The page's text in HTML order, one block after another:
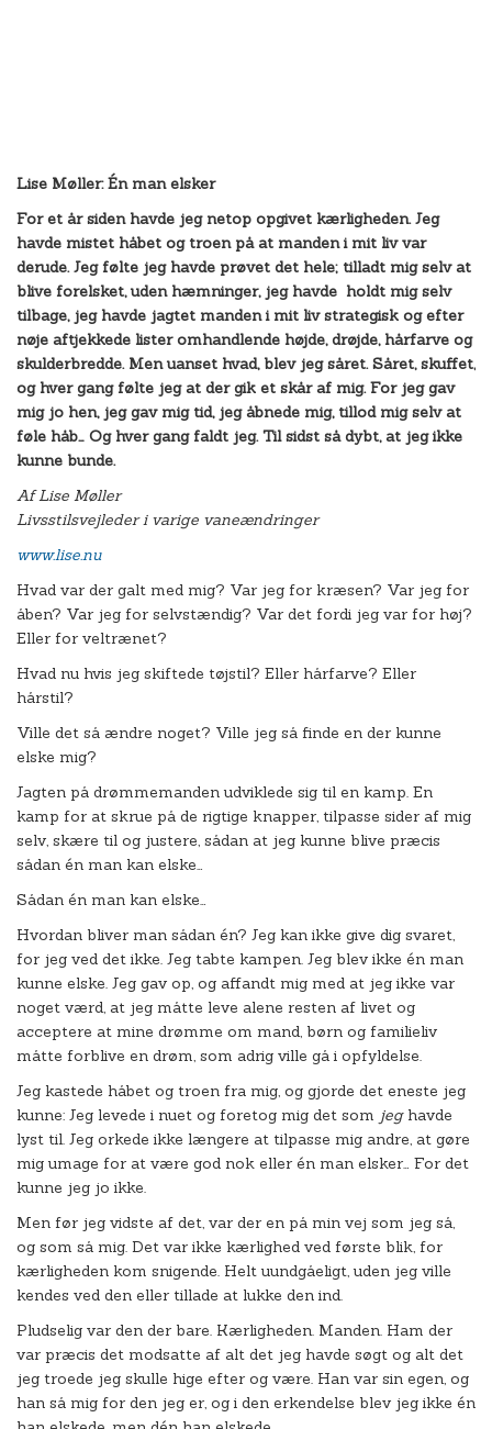
Lise Møller: Én man elsker
For et år siden havde jeg netop opgivet kærligheden. Jeg
havde mistet håbet og troen på at manden i mit liv var
derude. Jeg følte jeg havde prøvet det hele; tilladt mig selv at
blive forelsket, uden hæmninger, jeg havde holdt mig selv
tilbage, jeg havde jagtet manden i mit liv strategisk og efter
nøje aftjekkede lister omhandlende højde, drøjde, hårfarve og
skulderbredde. Men uanset hvad, blev jeg såret. Såret, skuffet,
og hver gang følte jeg at der gik et skår af mig. For jeg gav
mig jo hen, jeg gav mig tid, jeg åbnede mig, tillod mig selv at
føle håb… Og hver gang faldt jeg. Til sidst så dybt, at jeg ikke
kunne bunde.
Af Lise Møller
Livsstilsvejleder i varige vaneændringer
www.lise.nu
Hvad var der galt med mig? Var jeg for kræsen? Var jeg for
åben? Var jeg for selvstændig? Var det fordi jeg var for høj?
Eller for veltrænet?
Hvad nu hvis jeg skiftede tøjstil? Eller hårfarve? Eller
hårstil?
Ville det så ændre noget? Ville jeg så finde en der kunne
elske mig?
Jagten på drømmemanden udviklede sig til en kamp. En
kamp for at skrue på de rigtige knapper, tilpasse sider af mig
selv, skære til og justere, sådan at jeg kunne blive præcis
sådan én man kan elske…
Sådan én man kan elske…
Hvordan bliver man sådan én? Jeg kan ikke give dig svaret,
for jeg ved det ikke. Jeg tabte kampen. Jeg blev ikke én man
kunne elske. Jeg gav op, og affandt mig med at jeg ikke var
noget værd, at jeg måtte leve alene resten af livet og
acceptere at mine drømme om mand, børn og familieliv
måtte forblive en drøm, som adrig ville gå i opfyldelse.
Jeg kastede håbet og troen fra mig, og gjorde det eneste jeg
kunne: Jeg levede i nuet og foretog mig det som jeg havde
lyst til. Jeg orkede ikke længere at tilpasse mig andre, at gøre
mig umage for at være god nok eller én man elsker… For det
kunne jeg jo ikke.
Men før jeg vidste af det, var der en på min vej som jeg så,
og som så mig. Det var ikke kærlighed ved første blik, for
kærligheden kom snigende. Helt uundgåeligt, uden jeg ville
kendes ved den eller tillade at lukke den ind.
Pludselig var den der bare. Kærligheden. Manden. Ham der
var præcis det modsatte af alt det jeg havde søgt og alt det
jeg troede jeg skulle hige efter og være. Han var sin egen, og
han så mig for den jeg er, og i den erkendelse blev jeg ikke én